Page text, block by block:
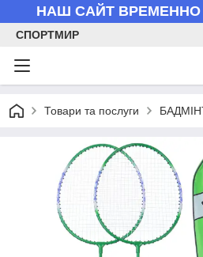
НАШ САЙТ ВРЕМЕННО
СПОРТМИР
Товари та послуги